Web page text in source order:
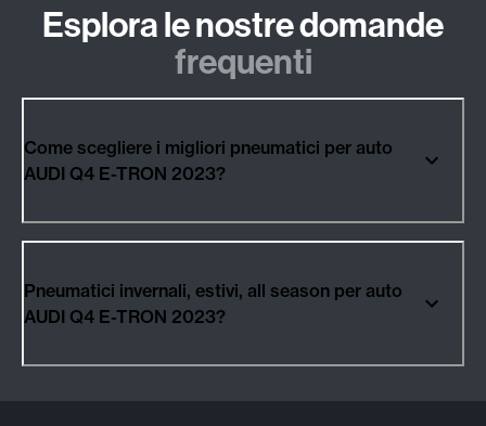
Esplora le nostre domande
frequenti
Come scegliere i migliori pneumatici per auto
AUDI Q4 E-TRON 2023?
Pneumatici invernali, estivi, all season per auto
AUDI Q4 E-TRON 2023?